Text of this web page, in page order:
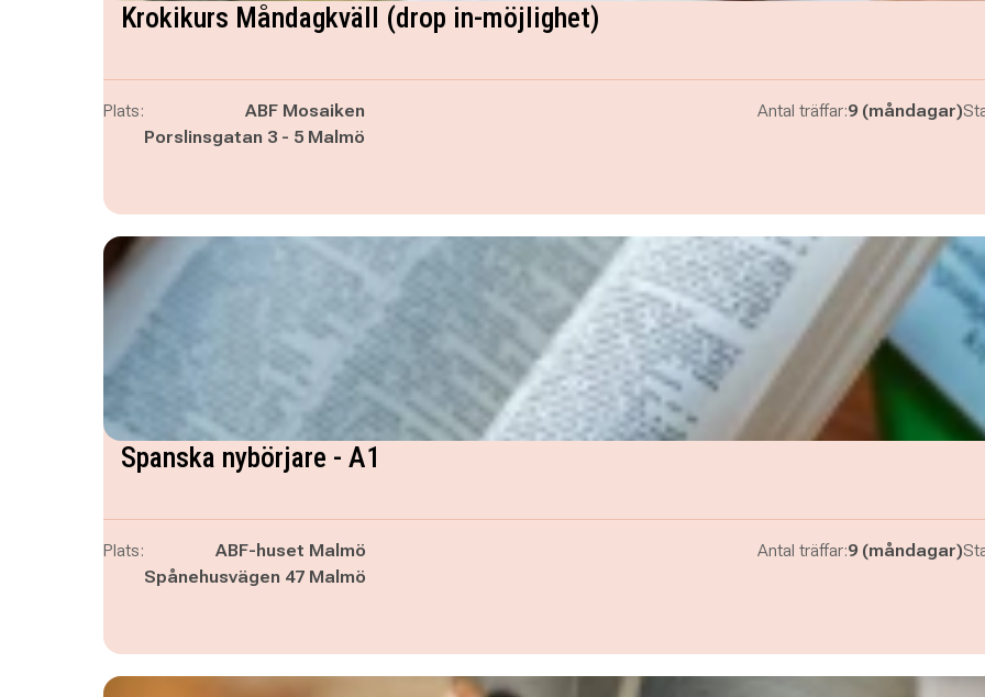
Krokikurs Måndagkväll (drop in-möjlighet)
Plats:
ABF Mosaiken
Porslinsgatan 3 - 5 Malmö
Antal träffar:9 (måndagar)
Spanska nybörjare - A1
Plats:
ABF-huset Malmö
Spånehusvägen 47 Malmö
Antal träffar:9 (måndagar)